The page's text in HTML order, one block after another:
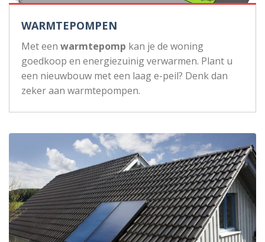
WARMTEPOMPEN
Met een warmtepomp kan je de woning
goedkoop en energiezuinig verwarmen. Plant u
een nieuwbouw met een laag e-peil? Denk dan
zeker aan warmtepompen.